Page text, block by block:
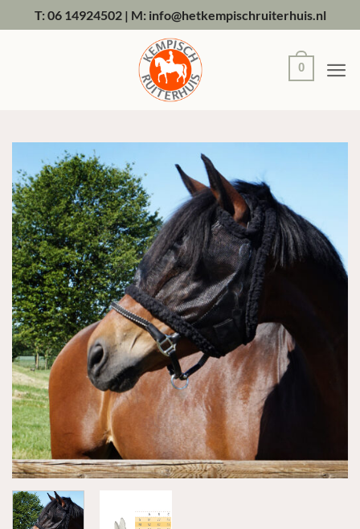
naar
T: 06 14924502| M: info@hetkempischruiterhuis.nl
0